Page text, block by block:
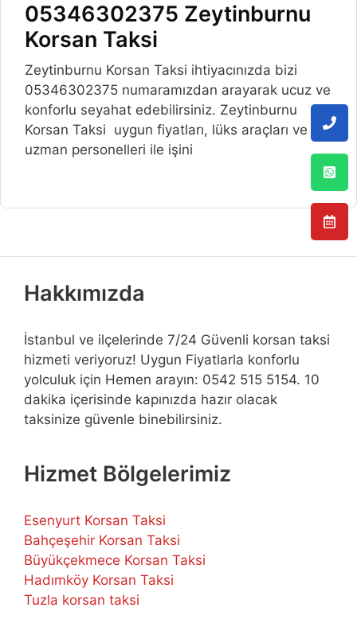
05346302375 Zeytinburnu
Korsan Taksi
Zeytinburnu Korsan Taksi ihtiyacınızda bizi
05346302375 numaramızdan arayarak ucuz ve
konforlu seyahat edebilirsiniz. Zeytinburnu
Korsan Taksi uygun fiyatları, lüks araçları ve
uzman personelleri ile işini
Hakkımızda
İstanbul ve ilçelerinde 7/24 Güvenli korsan taksi
hizmeti veriyoruz! Uygun Fiyatlarla konforlu
yolculuk için Hemen arayın: 0542 515 5154. 10
dakika içerisinde kapınızda hazır olacak
taksinize güvenle binebilirsiniz.
Hizmet Bölgelerimiz
Esenyurt Korsan Taksi
Bahçeşehir Korsan Taksi
Büyükçekmece Korsan Taksi
Hadımköy Korsan Taksi
Tuzla korsan taksi